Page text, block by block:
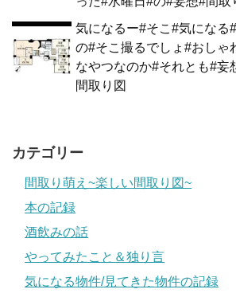
気になるー#そこ#気になる
の#そこ撮るでしょ#おしゃ
なやつなのか#それとも#妄
間取り図
カテゴリー
間取り萌え~楽しい間取り図~
本の記録
酒飲みの話
やってみたこと＆独り言
気になる物件/見てきた物件の記録